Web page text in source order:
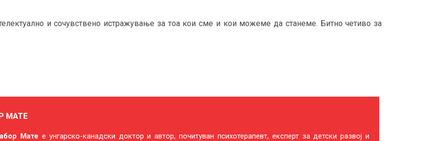
и сочувствено истражување за тоа кои сме и кои можеме да станеме. Битно четиво за
МАТЕ
Мате е унгарско-канадски доктор и автор, почитуван психотерапевт, експерт за детски развој и